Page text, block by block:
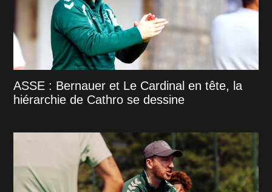
ASSE : Bernauer et Le Cardinal en tête, la
hiérarchie de Cathro se dessine